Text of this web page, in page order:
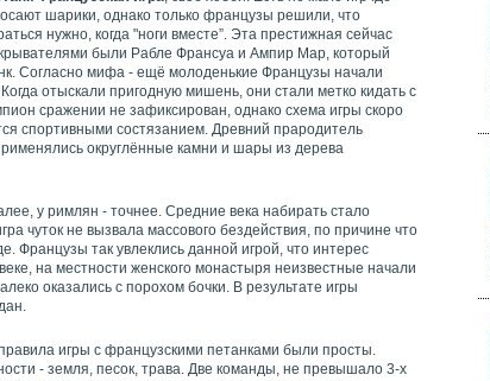
шарики, однако только французы решили, что
нужно, когда "ноги вместе”. Эта престижная сейчас
были Рабле Франсуа и Ампир Мар, который
Согласно мифа - ещё молоденькие Французы начали
отыскали пригодную мишень, они стали метко кидать с
сражении не зафиксирован, однако схема игры скоро
спортивными состязанием. Древний прародитель
округлённые камни и шары из дерева
у римлян - точнее. Средние века набирать стало
чуток не вызвала массового бездействия, по причине что
Французы так увлеклись данной игрой, что интерес
на местности женского монастыря неизвестные начали
оказались с порохом бочки. В результате игры
игры с французскими петанками были просты.
- земля, песок, трава. Две команды, не превышало 3-х